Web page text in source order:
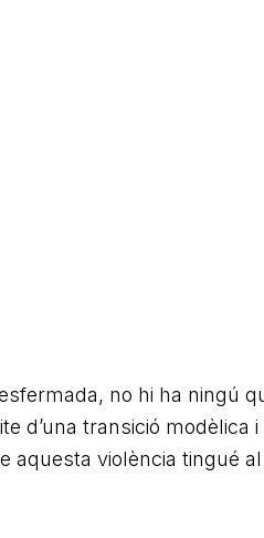
no hi ha ningú
d’una transició modèlica
violència tingué al